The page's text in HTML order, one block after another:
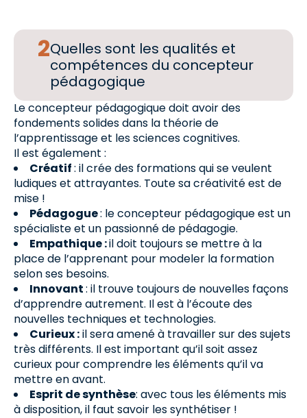
Quelles sont les qualités et
compétences du concepteur
pédagogique
Le concepteur pédagogique doit avoir des
fondements solides dans la théorie de
l’apprentissage et les sciences cognitives.
Il est également :
Créatif: il crée des formations qui se veulent
ludiques et attrayantes. Toute sa créativité est de
mise !
Pédagogue: le concepteur pédagogique est un
spécialiste et un passionné de pédagogie.
Empathique :il doit toujours se mettre à la
place de l’apprenant pour modeler la formation
selon ses besoins.
Innovant: il trouve toujours de nouvelles façons
d’apprendre autrement. Il est à l’écoute des
nouvelles techniques et technologies.
Curieux :il sera amené à travailler sur des sujets
très différents. Il est important qu’il soit assez
curieux pour comprendre les éléments qu’il va
mettre en avant.
Esprit de synthèse: avec tous les éléments mis
à disposition, il faut savoir les synthétiser !